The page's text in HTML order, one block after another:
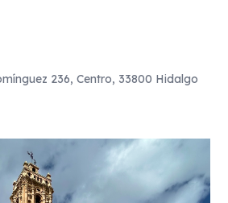
236, Centro, 33800 Hidalgo